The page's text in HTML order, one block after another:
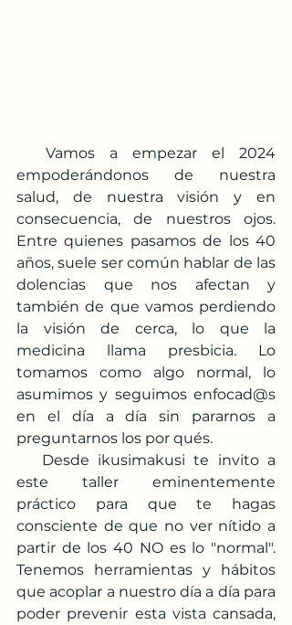
empoderándonos de nuestra
salud, de nuestra visión y en
consecuencia, de nuestros ojos.
Entre quienes pasamos de los 40
años, suele ser común hablar de las
dolencias que nos afectan y
también de que vamos perdiendo
la visión de cerca, lo que la
medicina llama presbicia. Lo
tomamos como algo normal, lo
asumimos y seguimos enfocad@s
en el día a día sin pararnos a
preguntarnos los por qués.
este taller eminentemente
práctico para que te hagas
consciente de que no ver nítido a
partir de los 40 NO es lo "normal".
Tenemos herramientas y hábitos
que acoplar a nuestro día a día para
poder prevenir esta vista cansada,